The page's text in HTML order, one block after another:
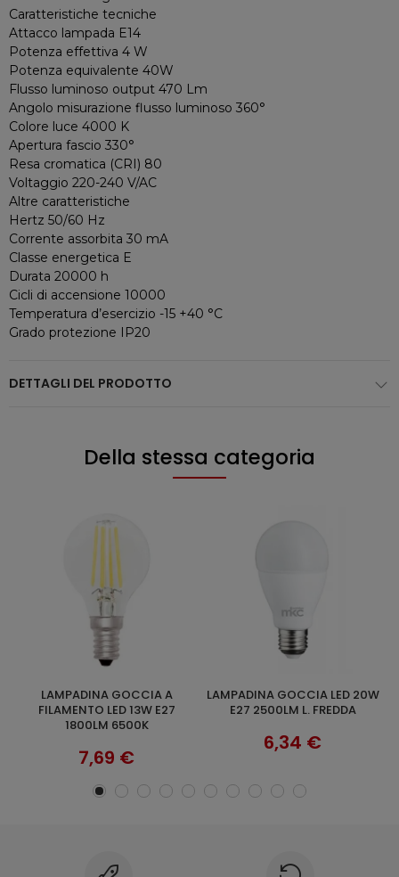
Caratteristiche tecniche
Attacco lampada E14
Potenza effettiva 4 W
Potenza equivalente 40W
Flusso luminoso output 470 Lm
Angolo misurazione flusso luminoso 360°
Colore luce 4000 K
Apertura fascio 330°
Resa cromatica (CRI) 80
Voltaggio 220-240 V/AC
Altre caratteristiche
Hertz 50/60 Hz
Corrente assorbita 30 mA
Classe energetica E
Durata 20000 h
Cicli di accensione 10000
Temperatura d’esercizio -15 +40 °C
Grado protezione IP20
DETTAGLI DEL PRODOTTO
Della stessa categoria
AGGIUNGI AL CARRELLO
E27 2500LM L. FREDDA
AGGIUNGI AL CARRELLO
LAMPADINA LED
SCACCIAINSETTI 9W E27
7,69 €